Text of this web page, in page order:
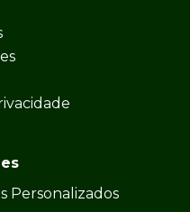
Personalizados